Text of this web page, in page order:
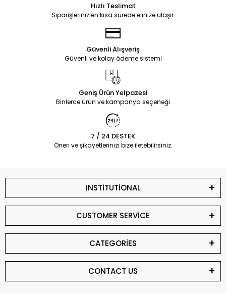
Hızlı Teslimat
Siparişleriniz en kısa sürede elinize ulaşır.
Güvenli Alışveriş
Güvenli ve kolay ödeme sistemi
Geniş Ürün Yelpazesi
Binlerce ürün ve kampanya seçeneği
7 / 24 DESTEK
Öneri ve şikayetlerinizi bize iletebilirsiniz.
INSTİTUTİONAL
CUSTOMER SERVİCE
CATEGORİES
CONTACT US